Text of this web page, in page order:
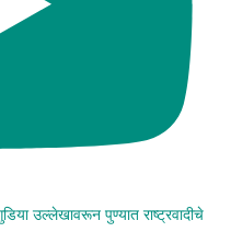
उल्लेखावरून पुण्यात राष्ट्रवादीचे